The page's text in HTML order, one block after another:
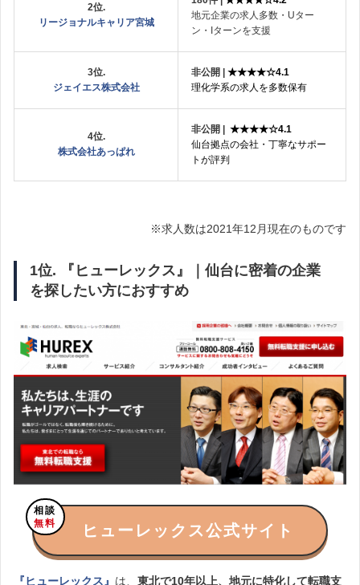
2位.
リージョナルキャリア宮城
地元企業の求人多数・Uター
ン・Iターンを支援
3位.
ジェイエス株式会社
非公開 | ★★★★☆4.1
理化学系の求人を多数保有
4位.
株式会社あっぱれ
非公開 | ★★★★☆4.1
仙台拠点の会社・丁寧なサポー
トが評判
※求人数は2021年12月現在のものです
1位. 『ヒューレックス』｜仙台に密着の企業
を探したい方におすすめ
相談
無料
ヒューレックス公式サイト
『ヒューレックス』 は、 東北で10年以上、地元に特化して転職支